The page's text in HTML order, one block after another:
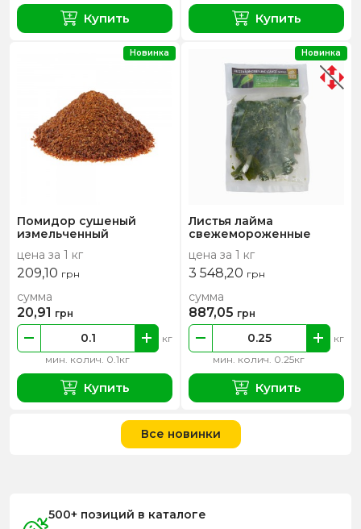
Купить Купить
Помидор сушеный
измельченный
цена за 1 кг
209,10 грн
мин. колич. 0.1кг
кг
сумма
20,91 грн
Купить
Новинка
Листья лайма
свежемороженные
цена за 1 кг
3 548,20 грн
мин. колич. 0.25кг
кг
сумма
887,05 грн
Купить
Новинка
Все новинки
500+ позиций в каталоге